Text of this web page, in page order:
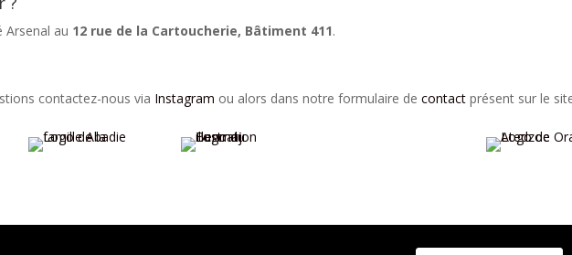
Arsenal au 12 rue de la Cartoucherie, Bâtiment 411.
contactez-nous via Instagram ou alors dans notre formulaire decontact présent sur le